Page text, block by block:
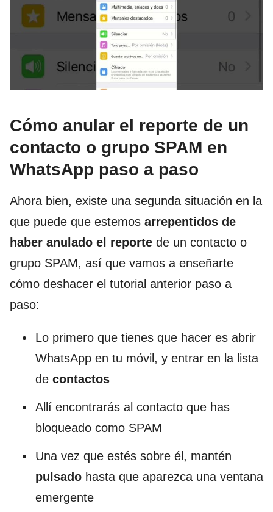
Cómo anular el reporte de un
contacto o grupo SPAM en
WhatsApp paso a paso
Ahora bien, existe una segunda situación en la
que puede que estemos arrepentidos de
haber anulado el reporte de un contacto o
grupo SPAM, así que vamos a enseñarte
cómo deshacer el tutorial anterior paso a
paso:
Lo primero que tienes que hacer es abrir
WhatsApp en tu móvil, y entrar en la lista
de contactos
Allí encontrarás al contacto que has
bloqueado como SPAM
Una vez que estés sobre él, mantén
pulsado hasta que aparezca una ventana
emergente